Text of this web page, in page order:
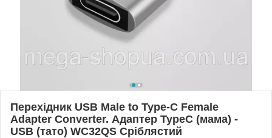
Перехідник USB Male to Type-C Female
Adapter Converter. Адаптер TypeC (мама) -
USB (тато) WC32QS Сріблястий